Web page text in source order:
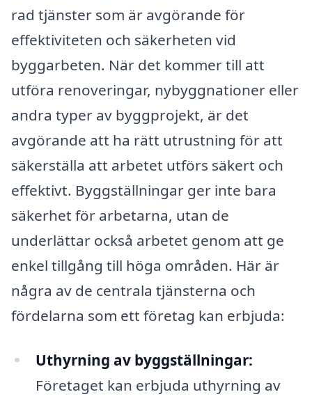
rad tjänster som är avgörande för
effektiviteten och säkerheten vid
byggarbeten. När det kommer till att
utföra renoveringar, nybyggnationer eller
andra typer av byggprojekt, är det
avgörande att ha rätt utrustning för att
säkerställa att arbetet utförs säkert och
effektivt. Byggställningar ger inte bara
säkerhet för arbetarna, utan de
underlättar också arbetet genom att ge
enkel tillgång till höga områden. Här är
några av de centrala tjänsterna och
fördelarna som ett företag kan erbjuda:
Uthyrning av byggställningar:
Företaget kan erbjuda uthyrning av